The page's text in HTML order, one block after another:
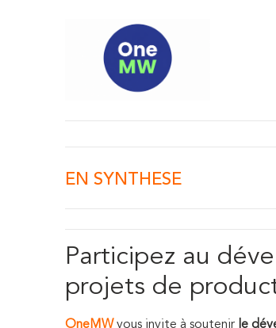
EN SYNTHESE
Participez au
projets de
OneMW vous invite à soutenir le